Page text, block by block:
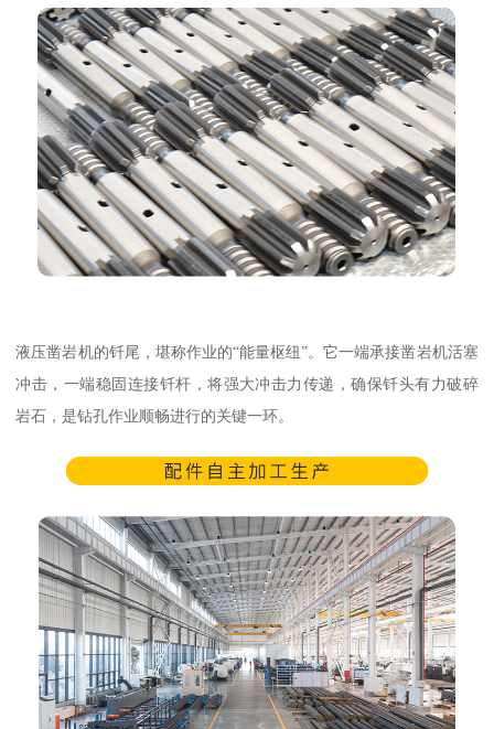
液压凿岩机的钎尾，堪称作业的“能量枢纽”。它一端承接凿岩机活塞
冲击，一端稳固连接钎杆，将强大冲击力传递，确保钎头有力破碎
岩石，是钻孔作业顺畅进行的关键一环。